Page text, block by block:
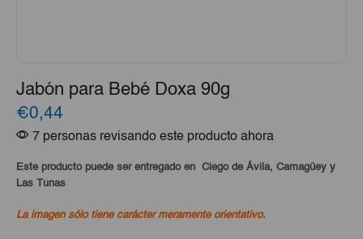
Jabón para Bebé Doxa 90g
€0,44
7 personas revisando este producto ahora
Este producto puede ser entregado en Ciego de Ávila, Camagüey y
Las Tunas
La imagen sólo tiene carácter meramente orientativo.